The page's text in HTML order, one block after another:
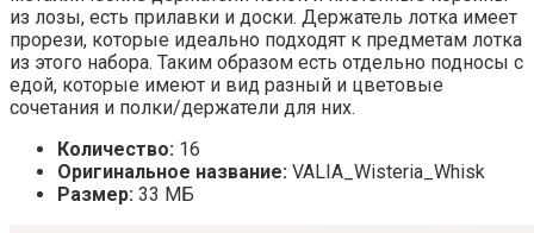
из лозы, есть прилавки и доски. Держатель лотка имеет
прорези, которые идеально подходят к предметам лотка
из этого набора. Таким образом есть отдельно подносы с
едой, которые имеют и вид разный и цветовые
сочетания и полки/держатели для них.
Количество: 16
Оригинальное название: VALIA_Wisteria_Whisk
Размер: 33 МБ